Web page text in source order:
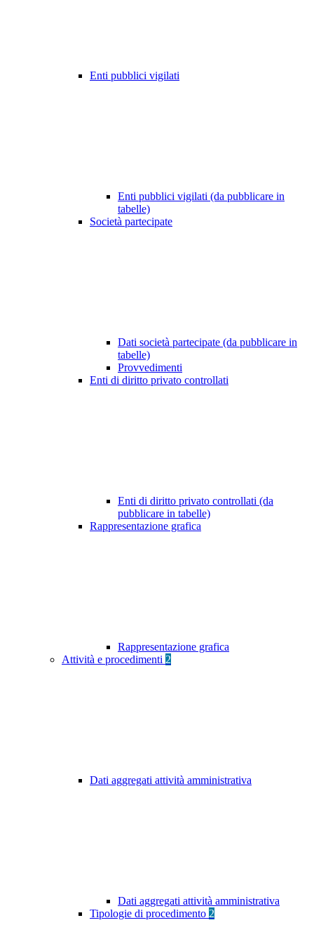
Enti pubblici vigilati
Enti pubblici vigilati (da pubblicare in
tabelle)
Società partecipate
Dati società partecipate (da pubblicare in
tabelle)
Provvedimenti
Enti di diritto privato controllati
Enti di diritto privato controllati (da
pubblicare in tabelle)
Rappresentazione grafica
Rappresentazione grafica
Attività e procedimenti 2
Dati aggregati attività amministrativa
Dati aggregati attività amministrativa
Tipologie di procedimento 2